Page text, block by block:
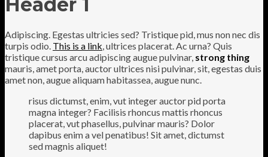
Adipiscing. Egestas ultricies sed? Tristique pid, mus non nec dis
turpis odio. This is a link, ultrices placerat. Ac urna? Quis
tristique cursus arcu adipiscing augue pulvinar, strong thing
mauris, amet porta, auctor ultrices nisi pulvinar, sit, egestas duis
amet non, augue aliquam habitassea, augue nunc.
risus dictumst, enim, vut integer auctor pid porta
magna integer? Facilisis rhoncus mattis rhoncus
placerat, vut phasellus, pulvinar mauris? Dolor
dapibus enim a vel penatibus! Sit amet, dictumst
sed magnis aliquet!